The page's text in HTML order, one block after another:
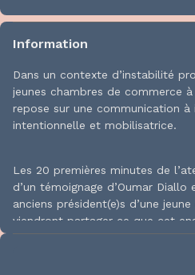
Information
Dans un contexte d’instabilité
jeunes chambres de commerce
repose sur une communication
intentionnelle et mobilisatrice.
Les 20 premières minutes de
d’un témoignage d’Oumar
anciens président(e)s d’une
viendront partager ce que cet
ainsi que la façon dont cette